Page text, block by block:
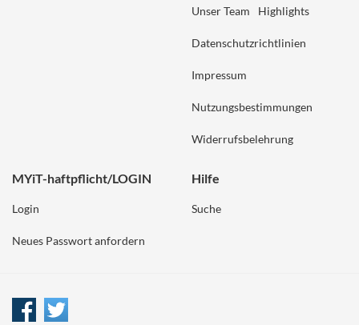
Unser Team Highlights
Datenschutzrichtlinien
Impressum
Nutzungsbestimmungen
Widerrufsbelehrung
MYiT-haftpflicht/LOGIN
Login
Neues Passwort anfordern
Hilfe
Suche